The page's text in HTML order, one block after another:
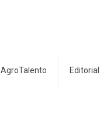
AgroTalento Editorial